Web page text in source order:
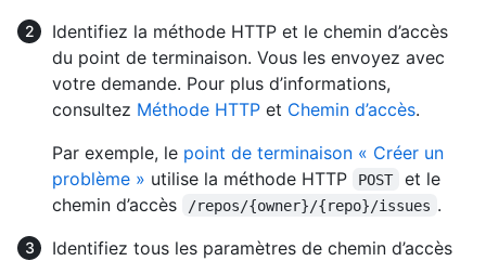
Identifiez la méthode HTTP et le chemin d’accès
du point de terminaison. Vous les envoyez avec
votre demande. Pour plus d’informations,
consultez Méthode HTTP et Chemin d’accès.
Par exemple, le point de terminaison « Créer un
problème » utilise la méthode HTTP POST
et le
chemin d’accès
/repos/{owner}/{repo}/issues .
Identifiez tous les paramètres de chemin d’accès